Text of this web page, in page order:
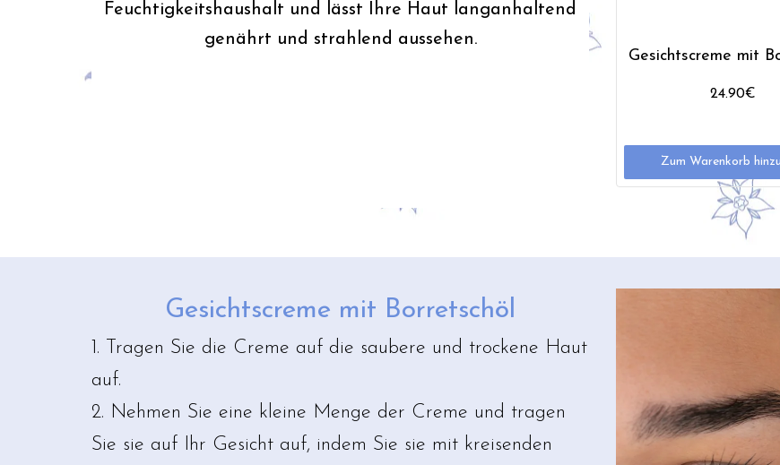
Feuchtigkeitshaushalt und lässt Ihre Haut langanhaltend
genährt und strahlend aussehen.
Gesichtscreme mit
24.90€
Zum Warenkorb
Gesichtscreme mit Borretschöl
1. Tragen Sie die Creme auf die saubere und trockene Haut
auf.
2. Nehmen Sie eine kleine Menge der Creme und tragen
Sie sie auf Ihr Gesicht auf, indem Sie sie mit kreisenden